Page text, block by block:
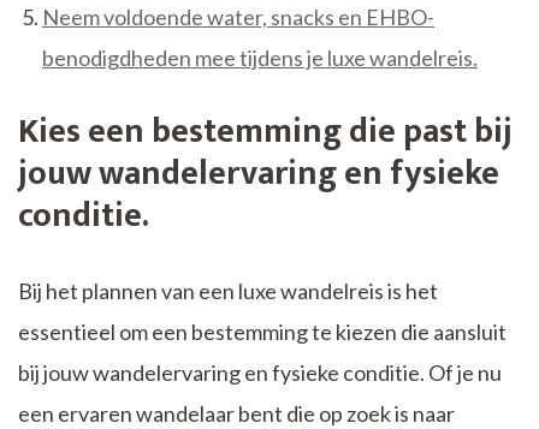
Neem voldoende water, snacks en EHBO-
benodigdheden mee tijdens je luxe wandelreis.
Kies een bestemming die past bij
jouw wandelervaring en fysieke
conditie.
Bij het plannen van een luxe wandelreis is het
essentieel om een bestemming te kiezen die aansluit
bij jouw wandelervaring en fysieke conditie. Of je nu
een ervaren wandelaar bent die op zoek is naar